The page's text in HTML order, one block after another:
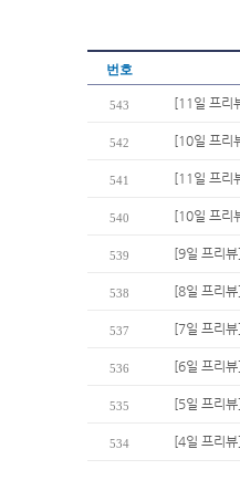
번호
543 [11일 프리
542 [10일 프리
541 [11일 프리
540 [10일 프리
539 [9일 프리
538 [8일 프리
537 [7일 프리
536 [6일 프리
535 [5일 프리
534 [4일 프리